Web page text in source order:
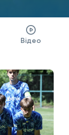
Відео